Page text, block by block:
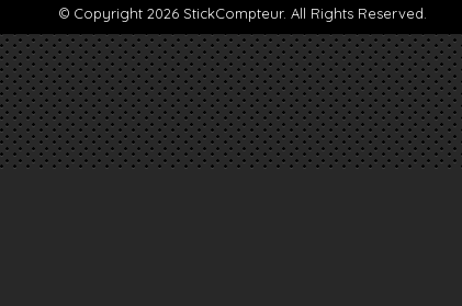
© Copyright 2026 StickCompteur. All Rights Reserved.